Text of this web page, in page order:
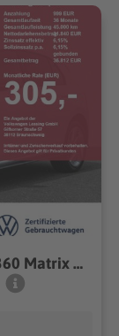
VW Golf GTE 1.5 eTSI eHybrid DSG 360 Matrix Head Up